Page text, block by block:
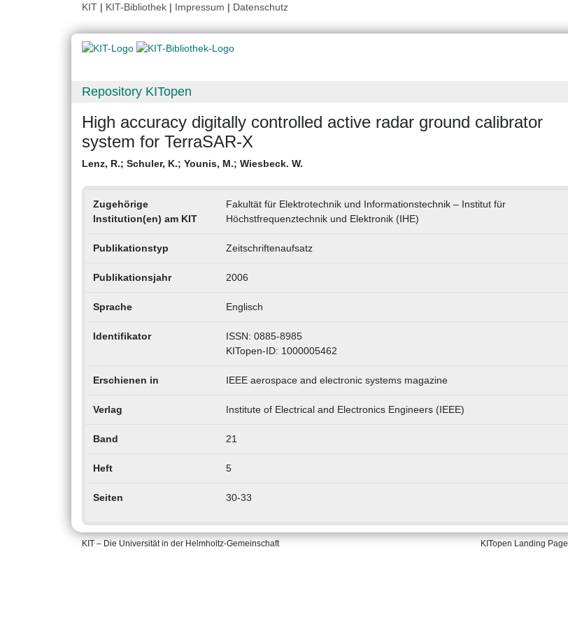
KIT | KIT-Bibliothek | Impressum | Datenschutz
Repository KITopen
High accuracy digitally controlled active radar ground calibrator
system for TerraSAR-X
Lenz, R.; Schuler, K.; Younis, M.; Wiesbeck. W.
Zugehörige
Institution(en) am KIT
Fakultät für Elektrotechnik und Informationstechnik – Institut für
Höchstfrequenztechnik und Elektronik (IHE)
Publikationstyp Zeitschriftenaufsatz
Publikationsjahr 2006
Sprache Englisch
Identifikator
ISSN: 0885-8985
KITopen-ID: 1000005462
Erschienen in IEEE aerospace and electronic systems magazine
Verlag Institute of Electrical and Electronics Engineers (IEEE)
Band 21
Heft 5
Seiten 30-33
KIT – Die Universität in der Helmholtz-Gemeinschaft KITopen Landing Page